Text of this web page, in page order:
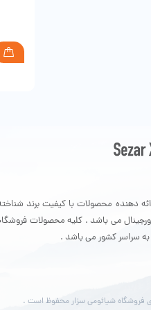
دهنده محصولات با کیفیت برند
می باشد . کلیه محصولات
به سراسر کشور می باشد .
فروشگاه شیائومی سزار محفوظ است .